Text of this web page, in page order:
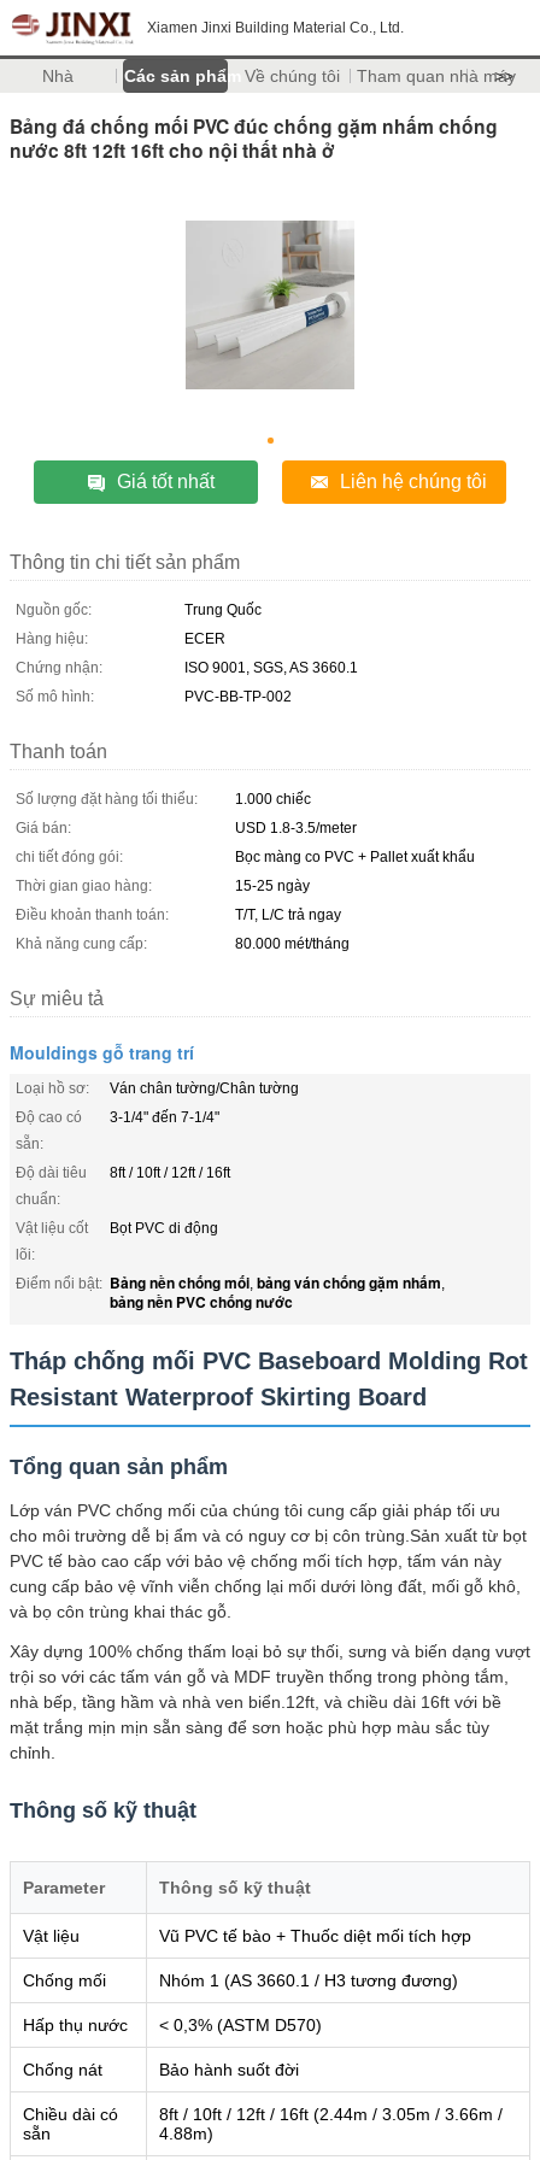
Xiamen Jinxi Building Material Co., Ltd.
Nhà Các sản phẩm Về chúng tôi Tham quan nhà máy
>>
Bảng đá chống mối PVC đúc chống gặm nhấm chống
nước 8ft 12ft 16ft cho nội thất nhà ở
Giá tốt nhất Liên hệ chúng tôi
Thông tin chi tiết sản phẩm
Nguồn gốc:
Trung Quốc
Hàng hiệu:
ECER
Chứng nhận:
ISO 9001, SGS, AS 3660.1
Số mô hình:
PVC-BB-TP-002
Thanh toán
Số lượng đặt hàng tối thiểu:
1.000 chiếc
Giá bán:
USD 1.8-3.5/meter
chi tiết đóng gói:
Bọc màng co PVC + Pallet xuất khẩu
Thời gian giao hàng:
15-25 ngày
Điều khoản thanh toán:
T/T, L/C trả ngay
Khả năng cung cấp:
80.000 mét/tháng
Sự miêu tả
Mouldings gỗ trang trí
Loại hồ sơ:
Ván chân tường/Chân tường
Độ cao có
sẵn:
3-1/4" đến 7-1/4"
Độ dài tiêu
chuẩn:
8ft / 10ft / 12ft / 16ft
Vật liệu cốt
lõi:
Bọt PVC di động
Điểm nổi bật: Bảng nền chống mối, bảng ván chống gặm nhấm,
bảng nền PVC chống nước
Tháp chống mối PVC Baseboard Molding Rot
Resistant Waterproof Skirting Board
Tổng quan sản phẩm
Lớp ván PVC chống mối của chúng tôi cung cấp giải pháp tối ưu
cho môi trường dễ bị ẩm và có nguy cơ bị côn trùng.Sản xuất từ bọt
PVC tế bào cao cấp với bảo vệ chống mối tích hợp, tấm ván này
cung cấp bảo vệ vĩnh viễn chống lại mối dưới lòng đất, mối gỗ khô,
và bọ côn trùng khai thác gỗ.
Xây dựng 100% chống thấm loại bỏ sự thối, sưng và biến dạng vượt
trội so với các tấm ván gỗ và MDF truyền thống trong phòng tắm,
nhà bếp, tầng hầm và nhà ven biển.12ft, và chiều dài 16ft với bề
mặt trắng mịn mịn sẵn sàng để sơn hoặc phù hợp màu sắc tùy
chỉnh.
Thông số kỹ thuật
Parameter Thông số kỹ thuật
Vật liệu Vũ PVC tế bào + Thuốc diệt mối tích hợp
Chống mối Nhóm 1 (AS 3660.1 / H3 tương đương)
Hấp thụ nước < 0,3% (ASTM D570)
Chống nát Bảo hành suốt đời
Chiều dài có
sẵn
8ft / 10ft / 12ft / 16ft (2.44m / 3.05m / 3.66m /
4.88m)